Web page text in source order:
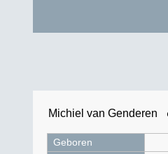
Michiel van Genderen
Geboren